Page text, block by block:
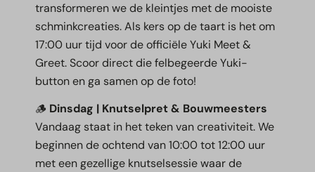
transformeren we de kleintjes met de mooiste
schminkcreaties. Als kers op de taart is het om
17:00 uur tijd voor de officiële Yuki Meet &
Greet. Scoor direct die felbegeerde Yuki-
button en ga samen op de foto!
🪵 Dinsdag | Knutselpret & Bouwmeesters
Vandaag staat in het teken van creativiteit. We
beginnen de ochtend van 10:00 tot 12:00 uur
met een gezellige knutselsessie waar de